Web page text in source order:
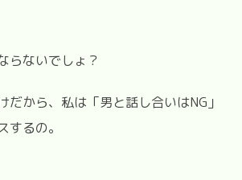
らないでしょ？
だから、私は「男と話し合いはNG」
するの。